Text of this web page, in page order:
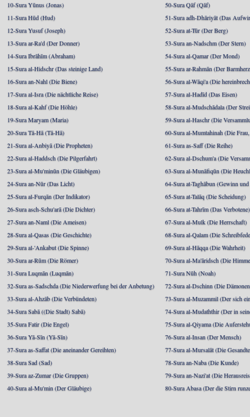
10-Sura Yūnus (Jonas)
11-Sura Hūd (Hud)
12-Sura Yusuf (Joseph)
13-Sura ar-Ra'd (Der Donner)
14-Sura Ibrāhīm (Abraham)
15-Sura al-Hidschr (Das steinige Land)
16-Sura an-Nahl (Die Biene)
17-Sura al-Isra (Die nächtliche Reise)
18-Sura al-Kahf (Die Höhle)
19-Sura Maryam (Maria)
20-Sura Tā-Hā (Tā-Hā)
21-Sura al-Anbiyā (Die Propheten)
22-Sura al-Haddsch (Die Pilgerfahrt)
23-Sura al-Mu'minūn (Die Gläubigen)
24-Sura an-Nūr (Das Licht)
25-Sura al-Furqān (Der Indikator)
26-Sura asch-Schu'arā (Die Dichter)
27-Sura an-Naml (Die Ameisen)
28-Sura al-Qasas (Die Geschichte)
29-Sura al-'Ankabut (Die Spinne)
30-Sura ar-Rūm (Die Römer)
31-Sura Luqmān (Luqmān)
32-Sura as-Sadschda (Die Niederwerfung bei der Anbetung)
33-Sura al-Ahzāb (Die Verbündeten)
34-Sura Sabā ((Die Stadt) Sabā)
35-Sura Fatir (Die Engel)
36-Sura Yā-Sīn (Yā-Sīn)
37-Sura as-Saffat (Die aneinander Gereihten)
38-Sura Sad (Sad)
39-Sura az-Zumar (Die Gruppen)
40-Sura al-Mu'min (Der Gläubige)
50-Sura Qāf (Qāf)
51-Sura adh-Dhāriyāt (Das
52-Sura at-Tūr (Der Berg)
53-Sura an-Nadschm (Der Stern)
54-Sura al-Qamar (Der Mond)
55-Sura ar-Rahmān (Der
56-Sura al-Wāqi'a (Die
57-Sura al-Hadīd (Das Eisen)
58-Sura al-Mudschādala (Der
59-Sura al-Haschr (Die
60-Sura al-Mumtahinah (Die
61-Sura as-Saff (Die Reihe)
62-Sura al-Dschum'a (Die
63-Sura al-Munāfiqūn (Die
64-Sura at-Taghābun (Gewinn
65-Sura at-Talāq (Die Scheidung)
66-Sura at-Tahrīm (Das Verbotene)
67-Sura al-Mulk (Die Herrschaft)
68-Sura al-Qalam (Die
69-Sura al-Hāqqa (Die Wahrheit)
70-Sura al-Ma'āridsch (Die
71-Sura Nūh (Noah)
72-Sura al-Dschinn (Die
73-Sura al-Muzammil (Der sich
74-Sura al-Mudaththir (Der in
75-Sura al-Qiyama (Die
76-Sura al-Insan (Der Mensch)
77-Sura al-Mursalāt (Die
78-Sura an-Naba (Die Kunde)
79-Sura an-Nazi'at (Die
80-Sura Abasa (Der die Stirn